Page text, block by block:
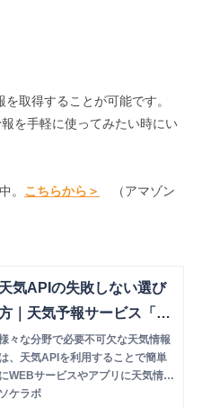
取得することが可能です。
を手軽に使ってみたい時にい
。 こちらから＞
（アマゾン
天気APIの失敗しない選び
｜天気予報サービス「Lif
」も紹介
々な分野で必要不可欠な天気情報
は、天気APIを利用することで簡単
にWEBサービスやアプリに天気情報
を表示することが出来ます。本記事
ソケラボ